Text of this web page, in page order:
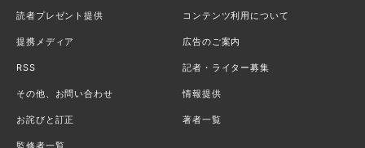
読者プレゼント提供 コンテンツ利用について
提携メディア 広告のご案内
RSS 記者・ライター募集
その他、お問い合わせ 情報提供
お詫びと訂正 著者一覧
監修者一覧